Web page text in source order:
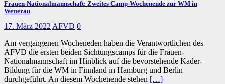
Frauen-Nationalmannschaft: Zweites Camp-Wochenende zur WM in
Wetterau
17. März 2022 AFVD 0
Am vergangenen Wocheneden haben die Verantwortlichen des
AFVD die ersten beiden Sichtungscamps für die Frauen-
Nationalmannschaft im Hinblick auf die bevorstehende Kader-
Bildung für die WM in Finnland in Hamburg und Berlin
durchgeführt. An diesem Wochenende stehen […]